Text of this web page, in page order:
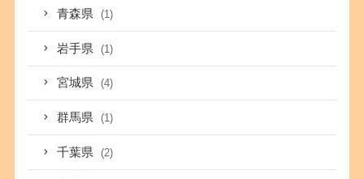
青森県 (1)
岩手県 (1)
宮城県 (4)
群馬県 (1)
千葉県 (2)